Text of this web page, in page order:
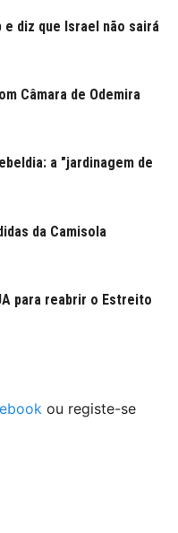
diz que Israel não sairá
Câmara de Odemira
a "jardinagem de
da Camisola
para reabrir o Estreito
ou registe-se